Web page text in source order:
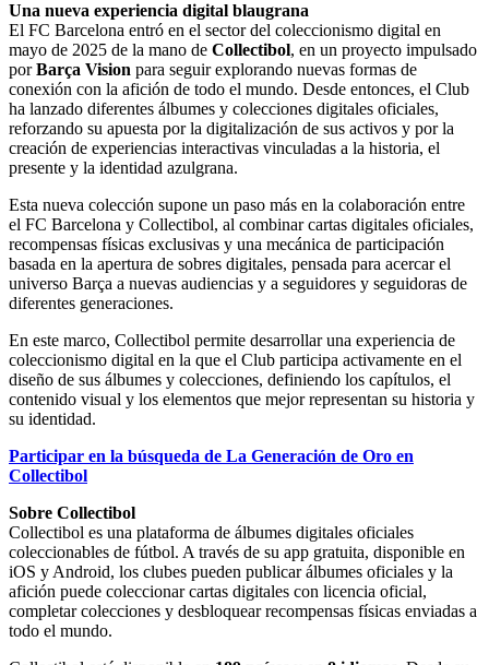
Una nueva experiencia digital blaugrana
El FC Barcelona entró en el sector del coleccionismo digital en
mayo de 2025 de la mano de Collectibol, en un proyecto impulsado
porBarça Vision para seguir explorando nuevas formas de
conexión con la afición de todo el mundo. Desde entonces, el Club
ha lanzado diferentes álbumes y colecciones digitales oficiales,
reforzando su apuesta por la digitalización de sus activos y por la
creación de experiencias interactivas vinculadas a la historia, el
presente y la identidad azulgrana.
Esta nueva colección supone un paso más en la colaboración entre
el FC Barcelona y Collectibol, al combinar cartas digitales oficiales,
recompensas físicas exclusivas y una mecánica de participación
basada en la apertura de sobres digitales, pensada para acercar el
universo Barça a nuevas audiencias y a seguidores y seguidoras de
diferentes generaciones.
En este marco, Collectibol permite desarrollar una experiencia de
coleccionismo digital en la que el Club participa activamente en el
diseño de sus álbumes y colecciones, definiendo los capítulos, el
contenido visual y los elementos que mejor representan su historia y
su identidad.
Participar en la búsqueda de La Generación de Oro en
Collectibol
Sobre Collectibol
Collectibol es una plataforma de álbumes digitales oficiales
coleccionables de fútbol. A través de su app gratuita, disponible en
iOS y Android, los clubes pueden publicar álbumes oficiales y la
afición puede coleccionar cartas digitales con licencia oficial,
completar colecciones y desbloquear recompensas físicas enviadas a
todo el mundo.